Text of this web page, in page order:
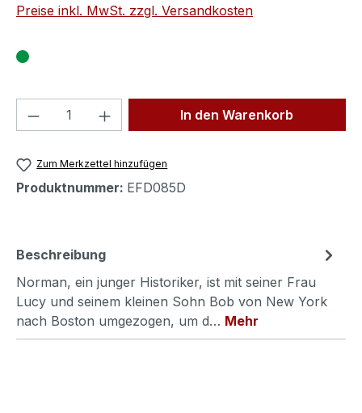
Preise inkl. MwSt. zzgl. Versandkosten
Produkt Anzahl: Gib denIn den Warenkorb
Zum Merkzettel hinzufügen
Produktnummer: EFD085D
Beschreibung
Norman, ein junger Historiker, ist mit seiner Frau
Lucy und seinem kleinen Sohn Bob von New York
nach Boston umgezogen, um d… Mehr